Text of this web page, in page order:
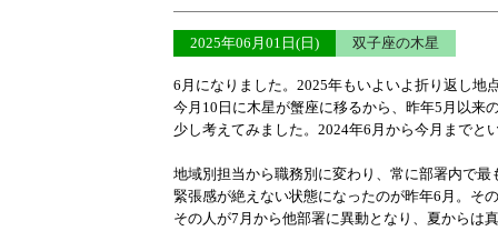
2025年06月01日(日) 双子座の木星
6月になりました。2025年もいよいよ折り返し地
今月10日に木星が蟹座に移るから、昨年5月以来
少し考えてみました。2024年6月から今月までと
地域別担当から職務別に変わり、常に部署内で
緊張感が絶えない状態になったのが昨年6月。そ
その人が7月から他部署に異動となり、夏からは